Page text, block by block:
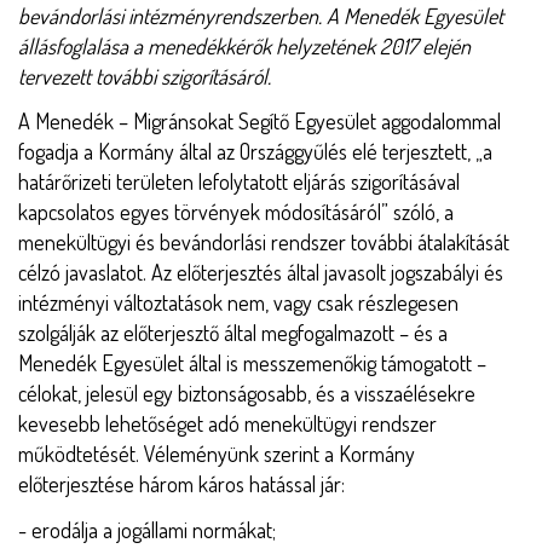
bevándorlási intézményrendszerben. A Menedék Egyesület
állásfoglalása a menedékkérők helyzetének 2017 elején
tervezett további szigorításáról.
A Menedék – Migránsokat Segítő Egyesület aggodalommal
fogadja a Kormány által az Országgyűlés elé terjesztett, „a
határőrizeti területen lefolytatott eljárás szigorításával
kapcsolatos egyes törvények módosításáról” szóló, a
menekültügyi és bevándorlási rendszer további átalakítását
célzó javaslatot. Az előterjesztés által javasolt jogszabályi és
intézményi változtatások nem, vagy csak részlegesen
szolgálják az előterjesztő által megfogalmazott – és a
Menedék Egyesület által is messzemenőkig támogatott –
célokat, jelesül egy biztonságosabb, és a visszaélésekre
kevesebb lehetőséget adó menekültügyi rendszer
működtetését. Véleményünk szerint a Kormány
előterjesztése három káros hatással jár:
- erodálja a jogállami normákat;